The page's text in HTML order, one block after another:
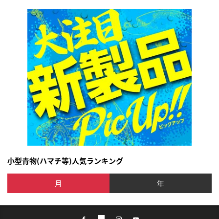
小型青物(ハマチ等)人気ランキング
月 年